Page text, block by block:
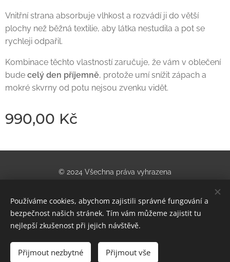
Vnitřní strana absorbuje vlhkost a rozvádí ji do větší
plochy než běžná textilie, aby látka nestudila a pot se
rychleji odpařil.
Kombinace těchto vlastností zaručuje, že vám v oblečení
bude celý den příjemně, protože umí snížit zápach a
mokré skvrny od potu nejsou zvenku vidět.
990,00 Kč
Do košíku
© 2024 Všechna práva vyhrazena
Obchod se sportovním vybavením | U nádraží 955/5, Teplice
Cookies
Používáme cookies, abychom zajistili správné fungování a
bezpečnost našich stránek. Tím vám můžeme zajistit tu
nejlepší zkušenost při jejich návštěvě.
Přijmout nezbytné Přijmout vše